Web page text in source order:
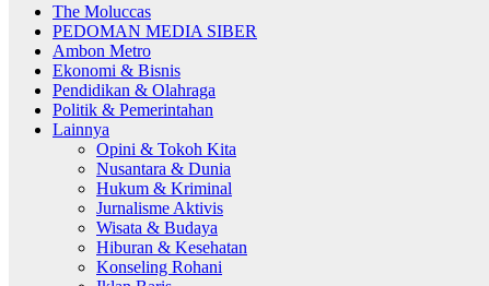
The Moluccas
PEDOMAN MEDIA SIBER
Ambon Metro
Ekonomi & Bisnis
Pendidikan & Olahraga
Politik & Pemerintahan
Lainnya
Opini & Tokoh Kita
Nusantara & Dunia
Hukum & Kriminal
Jurnalisme Aktivis
Wisata & Budaya
Hiburan & Kesehatan
Konseling Rohani